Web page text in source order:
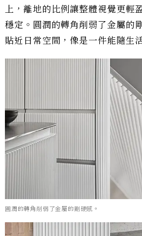
上，離地的比例讓整體視覺更輕
穩定。圓潤的轉角削弱了金屬的
貼近日常空間，像是一件能隨生
圓潤的轉角削弱了金屬的剛硬感。